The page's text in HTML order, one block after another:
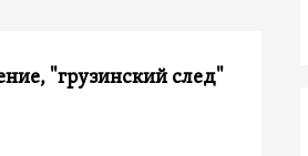
"грузинский след"